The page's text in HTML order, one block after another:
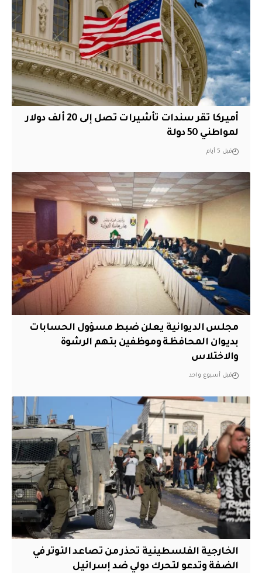
أميركا تقر سندات تأشيرات تصل إلى 20 ألف دولار
لمواطني 50 دولة
قبل 5 أيام
مجلس الديوانية يعلن ضبط مسؤول الحسابات
بديوان المحافظة وموظفين بتهم الرشوة
والاختلاس
قبل أسبوع واحد
الخارجية الفلسطينية تحذر من تصاعد التوتر في
الضفة وتدعو لتحرك دولي ضد إسرائيل